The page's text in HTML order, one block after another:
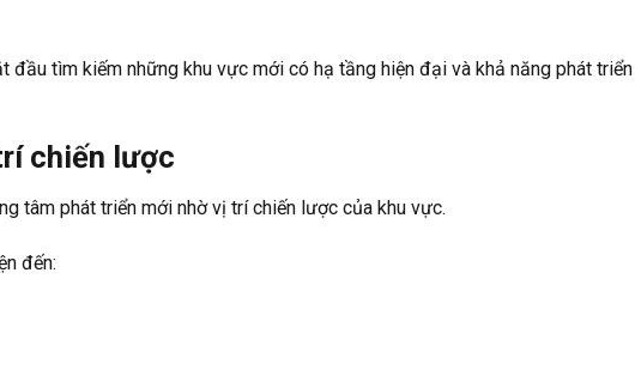
đầu tìm kiếm những khu vực mới có hạ tầng hiện đại và khả năng phát
chiến lược
tâm phát triển mới nhờ vị trí chiến lược của khu vực.
đến: